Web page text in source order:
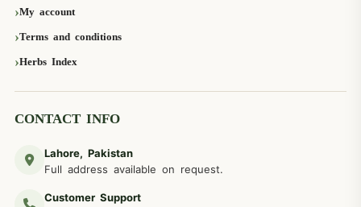
My account
Terms and conditions
Herbs Index
CONTACT INFO
Lahore, Pakistan
Full address available on request.
Customer Support